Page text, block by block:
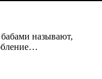
называют,